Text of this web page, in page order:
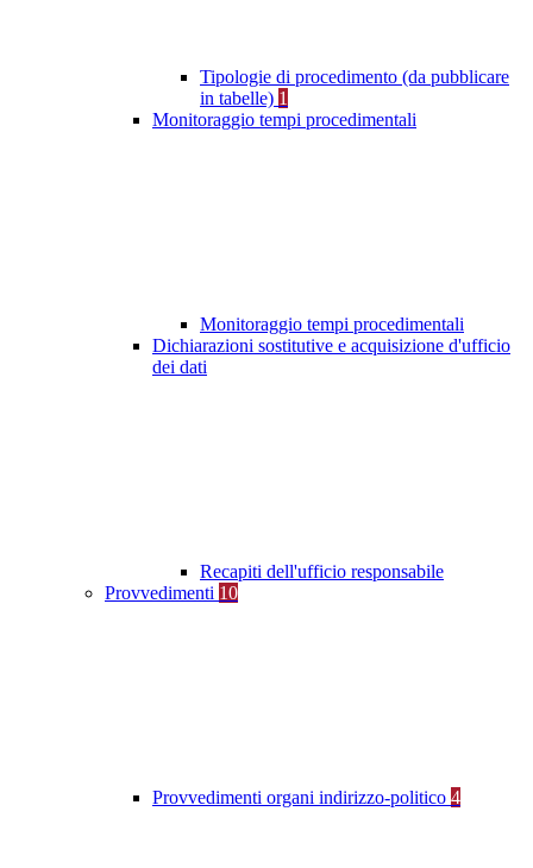
Tipologie di procedimento (da pubblicare
in tabelle) 1
Monitoraggio tempi procedimentali
Monitoraggio tempi procedimentali
Dichiarazioni sostitutive e acquisizione d'ufficio
dei dati
Recapiti dell'ufficio responsabile
Provvedimenti 10
Provvedimenti organi indirizzo-politico 4